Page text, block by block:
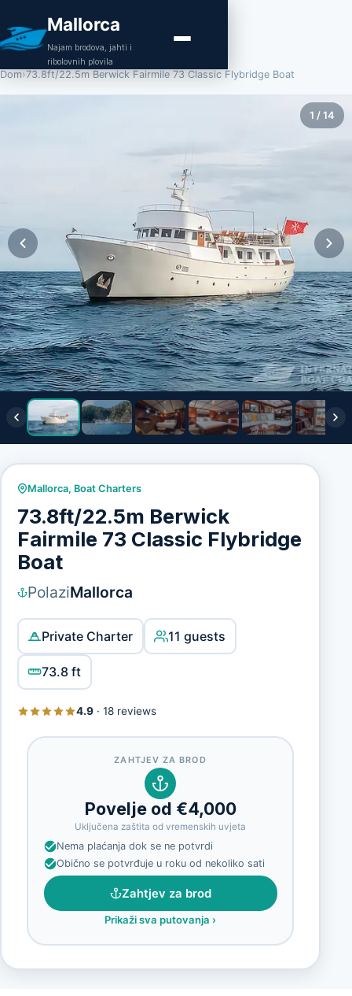
Mallorca
Najam brodova, jahti i
ribolovnih plovila
Dom›73.8ft/22.5m Berwick Fairmile 73 Classic Flybridge Boat
1 /14
Mallorca, Boat Charters
73.8ft/22.5m Berwick
Fairmile 73 Classic Flybridge
Boat
PolaziMallorca
Private Charter 11 guests
73.8 ft
4.9· 18 reviews
ZAHTJEV ZA BROD
Povelje od €4,000
Uključena zaštita od vremenskih uvjeta
Nema plaćanja dok se ne potvrdi
Obično se potvrđuje u roku od nekoliko sati
Zahtjev za brod
Prikaži sva putovanja ›